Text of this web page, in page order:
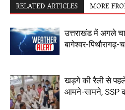
RELATED ARTICLES MORE
उत्तराखंड में अगले
बागेश्वर-
खड़गे की रैली से
आमने-सामने, SSP